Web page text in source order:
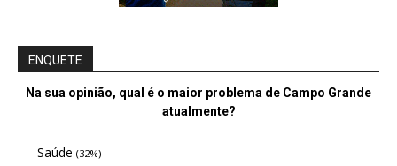
ENQUETE
Na sua opinião, qual é o maior problema de Campo Grande
atualmente?
Saúde (32%)